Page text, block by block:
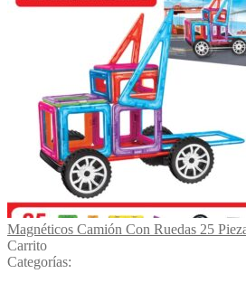
Magnéticos Camión Con Ruedas 25
Carrito
Categorías: